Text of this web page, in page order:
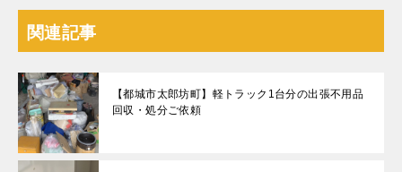
関連記事
【都城市太郎坊町】軽トラック1台分の出張不用品
回収・処分ご依頼